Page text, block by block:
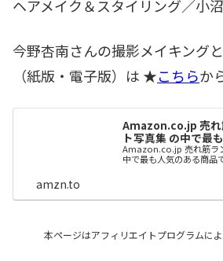
ヘアメイク＆スタイリング／小
今野杏南さんの撮影メイキング
（紙版・電子版）は ★こちらか
Amazon.co.jp 売れ
ト写真集 の中で最
Amazon.co.jp 売れ筋ラ
中で最も人気のある商品
amzn.to
本ページはアフィリエイトプログラムに